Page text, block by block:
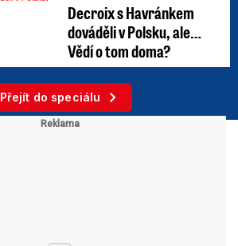
Decroix s Havránkem
dováděli v Polsku, ale…
Vědí o tom doma?
Přejít do speciálu